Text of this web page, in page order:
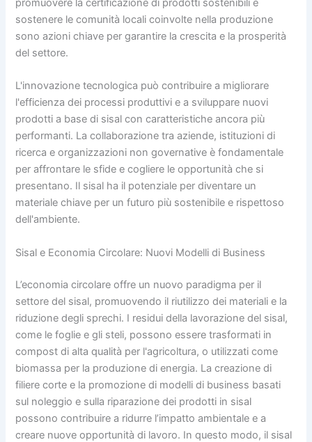
promuovere la certificazione di prodotti sostenibili e
sostenere le comunità locali coinvolte nella produzione
sono azioni chiave per garantire la crescita e la prosperità
del settore.
L'innovazione tecnologica può contribuire a migliorare
l'efficienza dei processi produttivi e a sviluppare nuovi
prodotti a base di sisal con caratteristiche ancora più
performanti. La collaborazione tra aziende, istituzioni di
ricerca e organizzazioni non governative è fondamentale
per affrontare le sfide e cogliere le opportunità che si
presentano. Il sisal ha il potenziale per diventare un
materiale chiave per un futuro più sostenibile e rispettoso
dell'ambiente.
Sisal e Economia Circolare: Nuovi Modelli di Business
L’economia circolare offre un nuovo paradigma per il
settore del sisal, promuovendo il riutilizzo dei materiali e la
riduzione degli sprechi. I residui della lavorazione del sisal,
come le foglie e gli steli, possono essere trasformati in
compost di alta qualità per l'agricoltura, o utilizzati come
biomassa per la produzione di energia. La creazione di
filiere corte e la promozione di modelli di business basati
sul noleggio e sulla riparazione dei prodotti in sisal
possono contribuire a ridurre l’impatto ambientale e a
creare nuove opportunità di lavoro. In questo modo, il sisal